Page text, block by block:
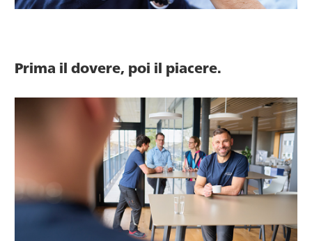
Prima il dovere, poi il piacere.